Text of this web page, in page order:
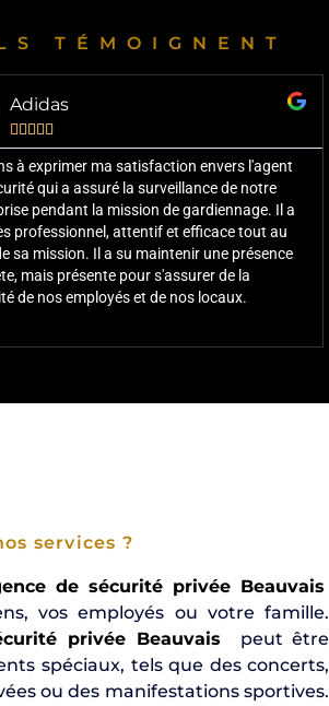
TÉMOIGNENT
Adidas
    
à exprimer ma satisfaction envers l'agent
qui a assuré la surveillance de notre
pendant la mission de gardiennage. Il a
professionnel, attentif et efficace tout au
sa mission. Il a su maintenir une présence
mais présente pour s'assurer de la
de nos employés et de nos locaux.
services ?
de sécurité privée Beauvais
vos employés ou votre famille.
privée Beauvais peut être
spéciaux, tels que des concerts,
ou des manifestations sportives.